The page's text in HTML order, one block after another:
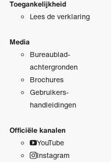
Toegankelijkheid
Lees de verklaring
Media
Bureaublad­
achtergronden
Brochures
Gebruikers­
handleidingen
Officiële kanalen
YouTube
Instagram